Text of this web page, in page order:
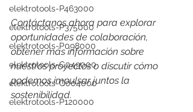
elektrotools-P463000
elektrotools-P375000
elektrotools-P098000
elektrotools-C049000
elektrotools-C004000
elektrotools-P120000
Contáctanos ahora para explorar
oportunidades de colaboración,
obtener más información sobre
nuestros proyectos o discutir cómo
podemos impulsar juntos la
sostenibilidad.